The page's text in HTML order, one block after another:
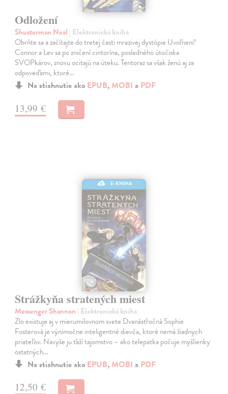
Odložení
Shusterman Neal | Elektronická kniha
Obrňte sa a začítajte do tretej časti mrazivej dystópie Uvoľnení!
Connor a Lev sa po zničení cintorína, posledného útočiska
SVOPkárov, znovu ocitajú na úteku. Tentoraz sa však ženú aj za
odpoveďami, ktoré…
Na stiahnutie ako EPUB, MOBI a PDF
13,99 €
E-KNIHA
Strážkyňa stratených miest
Messenger Shannon | Elektronická kniha
Zlo existuje aj v mierumilovnom svete Dvanásťročná Sophie
Fosterová je výnimočne inteligentné dievča, ktoré nemá žiadnych
priateľov. Navyše ju ťaží tajomstvo – ako telepatka počuje myšlienky
ostatných…
Na stiahnutie ako EPUB, MOBI a PDF
12,50 €